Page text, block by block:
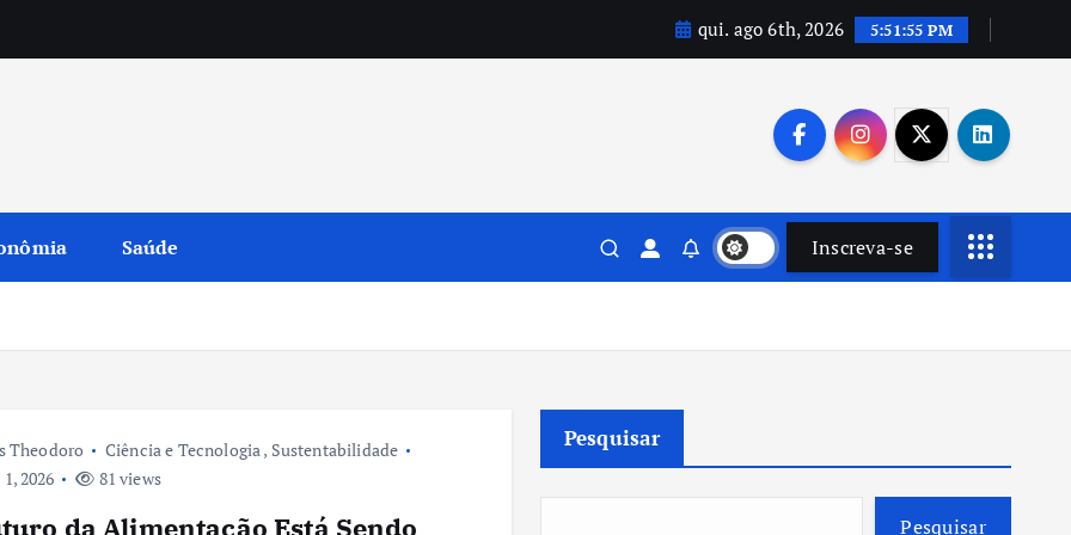
qui. ago 6th, 2026 5:51:56 PM
Saúde Inscreva-se
Theodoro Ciência e Tecnologia, Sustentabilidade
2026
81 views
da Alimentação Está Sendo
Pesquisar
Pesquisar